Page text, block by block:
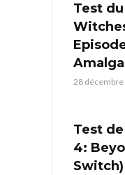
Test
28 décembre
Test
4:
Switch)